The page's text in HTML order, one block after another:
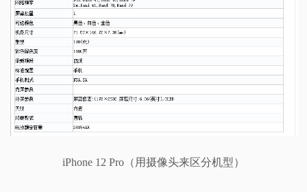
iPhone 12 Pro（用摄像头来区分机型）